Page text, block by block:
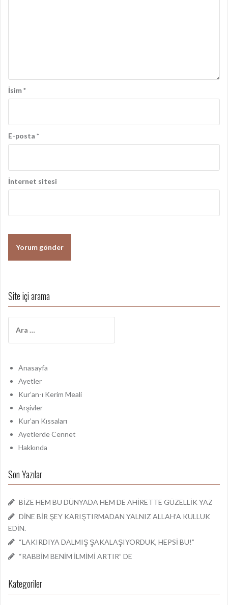
İsim*
E-posta *
İnternet sitesi
Site içi arama
a
a
Anasayfa
Ayetler
Kur’an-ı Kerim Meali
Arşivler
Kur’an Kıssaları
Ayetlerde Cennet
Hakkında
Son Yazılar
BİZE HEM BU DÜNYADA HEM DE AHİRETTE GÜZELLİK YAZ
DİNE BİR ŞEY KARIŞTIRMADAN YALNIZ ALLAH’A KULLUK
EDİN.
“LAKIRDIYA DALMIŞ ŞAKALAŞIYORDUK, HEPSİ BU!”
“RABBİM BENİM İLMİMİ ARTIR” DE
Kategoriler